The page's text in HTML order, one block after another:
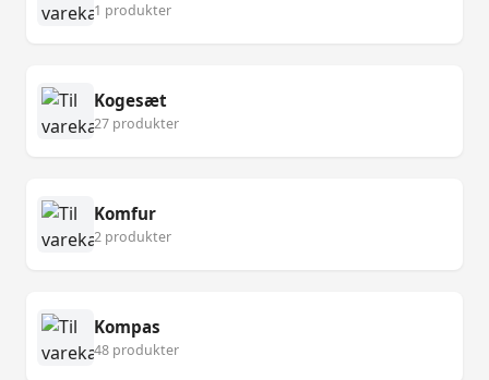
1 produkter
Kogesæt
27 produkter
Komfur
2 produkter
Kompas
48 produkter